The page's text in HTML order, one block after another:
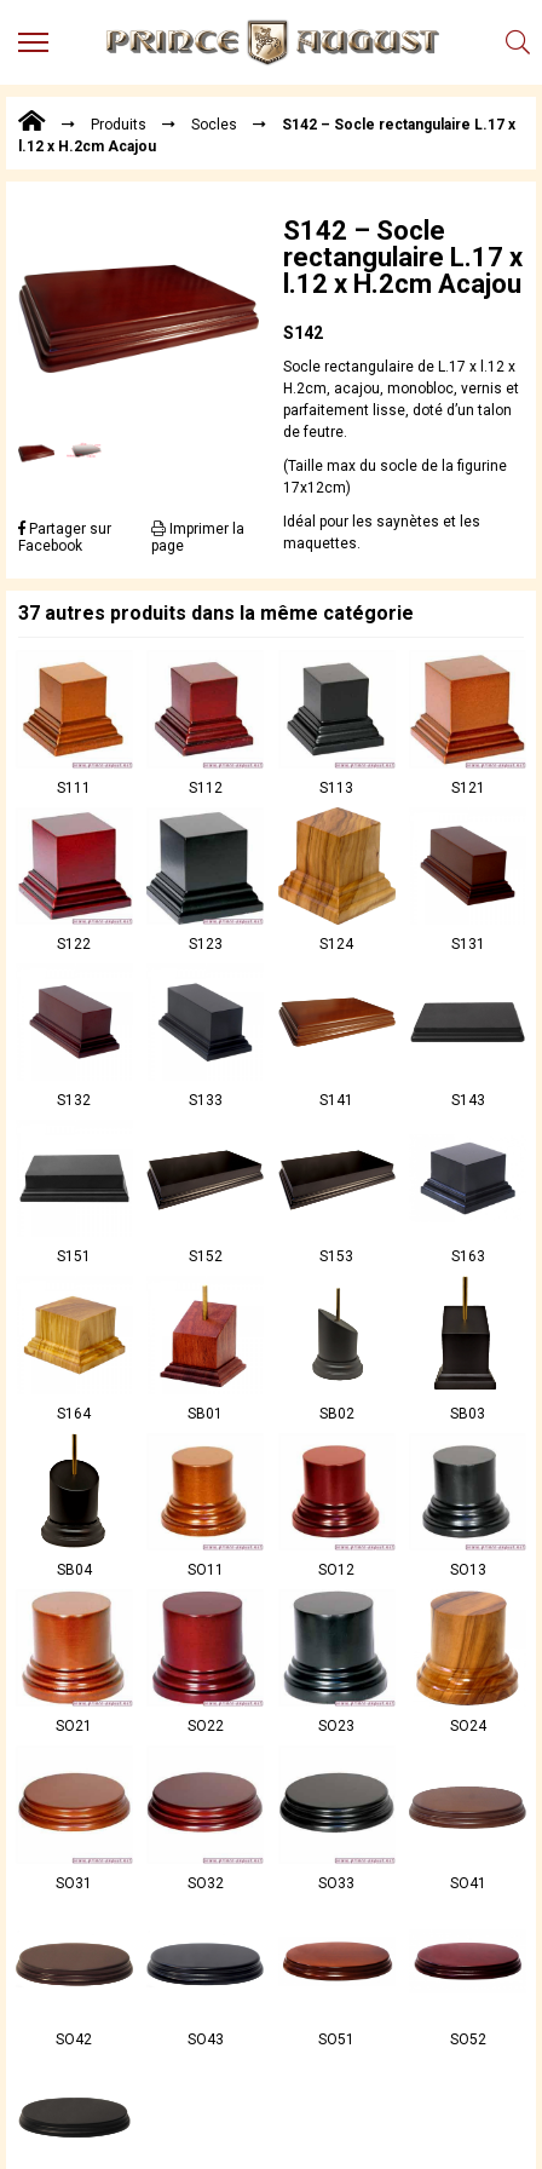
MENU
Points
de
Vente
Téléchargements
Techniques,
trucs et
Produits Socles
S142 – Socle rectangulaire L.17 x
l.12 x H.2cm Acajou
Partager sur
Facebook
Imprimer la
page
S142 – Socle
rectangulaire L.17 x
l.12 x H.2cm Acajou
S142
Socle rectangulaire de L.17 x l.12 x
H.2cm, acajou, monobloc, vernis et
parfaitement lisse, doté d’un talon
de feutre.
(Taille max du socle de la figurine
17x12cm)
Idéal pour les saynètes et les
maquettes.
37 autres produits dans la même catégorie
S111 S112 S113 S121
S122 S123 S124 S131
S132 S133 S141 S143
S151 S152 S153 S163
S164 SB01 SB02 SB03
SB04 SO11 SO12 SO13
SO21 SO22 SO23 SO24
SO31 SO32 SO33 SO41
SO42 SO43 SO51 SO52